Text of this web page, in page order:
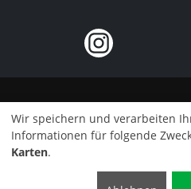
Wir speichern und verarbeiten
Informationen für folgende
Karten.